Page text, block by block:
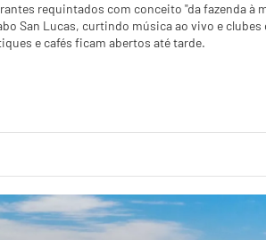
requintados com conceito "da fazenda à
San Lucas, curtindo música ao vivo e
e cafés ficam abertos até tarde.